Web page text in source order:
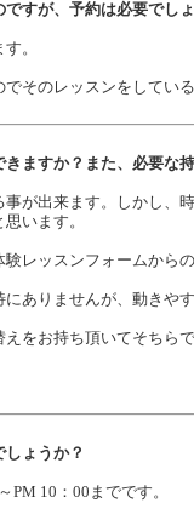
すが、予約は必要でし
。
そのレッスンをしてい
ますか？また、必要な
が出来ます。しかし、
います。
レッスンフォームから
ありませんが、動きや
をお持ち頂いてそちら
ょうか？
PM 10：00までです。